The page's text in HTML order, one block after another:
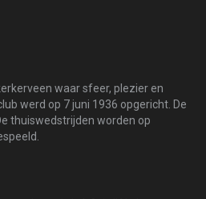
waar sfeer, plezier en
werd op 7 juni 1936 opgericht. De
thuiswedstrijden worden op